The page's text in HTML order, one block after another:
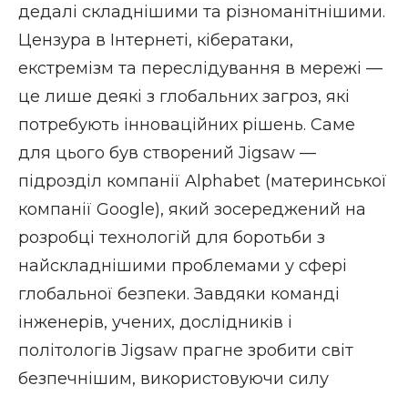
дедалі складнішими та різноманітнішими.
Цензура в Інтернеті, кібератаки,
екстремізм та переслідування в мережі —
це лише деякі з глобальних загроз, які
потребують інноваційних рішень. Саме
для цього був створений Jigsaw —
підрозділ компанії Alphabet (материнської
компанії Google), який зосереджений на
розробці технологій для боротьби з
найскладнішими проблемами у сфері
глобальної безпеки. Завдяки команді
інженерів, учених, дослідників і
політологів Jigsaw прагне зробити світ
безпечнішим, використовуючи силу